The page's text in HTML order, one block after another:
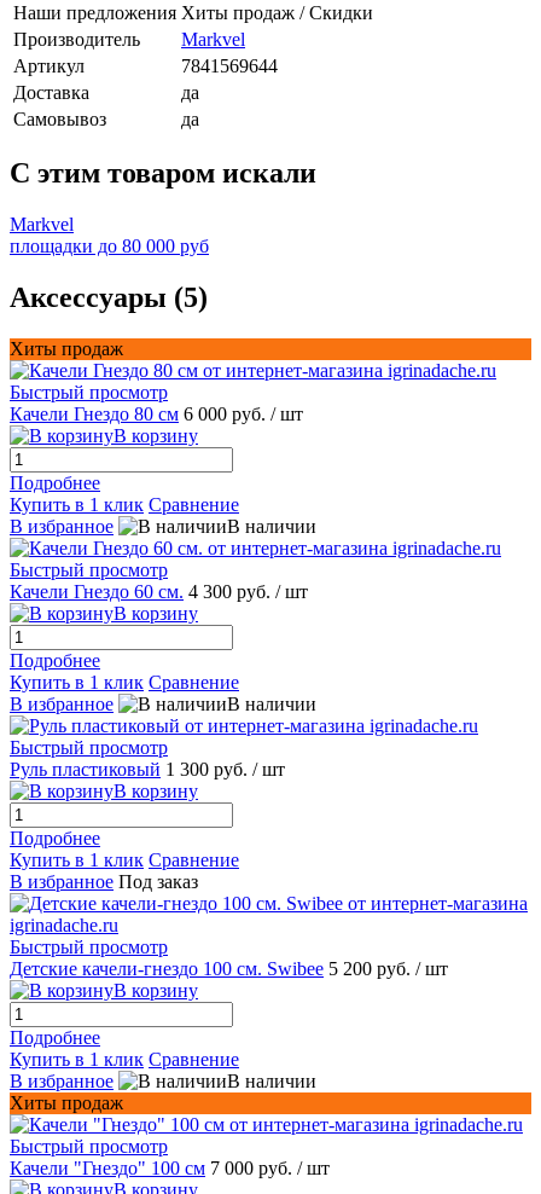
Наши предложения Хиты продаж / Скидки
Производитель
Markvel
Артикул
7841569644
Доставка
да
Самовывоз
да
C этим товаром искали
Markvel
площадки до 80 000 руб
Аксессуары (5)
Хиты продаж
Быстрый просмотр
Качели Гнездо 80 см 6 000 руб. / шт
В корзину
Подробнее
Купить в 1 клик Сравнение
В избранное
В наличии
Быстрый просмотр
Качели Гнездо 60 см. 4 300 руб. / шт
В корзину
Подробнее
Купить в 1 клик Сравнение
В избранное
В наличии
Быстрый просмотр
Руль пластиковый 1 300 руб. / шт
В корзину
Подробнее
Купить в 1 клик Сравнение
В избранное Под заказ
Быстрый просмотр
Детские качели-гнездо 100 см. Swibee 5 200 руб. / шт
В корзину
Подробнее
Купить в 1 клик Сравнение
В избранное
В наличии
Хиты продаж
Быстрый просмотр
Качели "Гнездо" 100 см 7 000 руб. / шт